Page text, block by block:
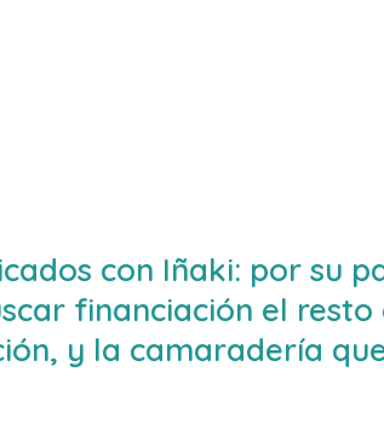
con Iñaki: por su
financiación el resto
y la camaradería